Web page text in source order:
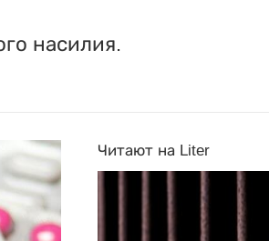
насилия.
Читают на Liter